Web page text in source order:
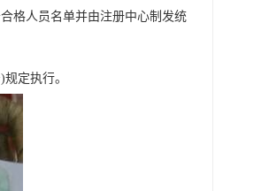
格人员名单并由注册中心制发统
定执行。